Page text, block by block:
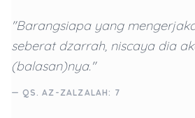
"Barangsiapa yang
seberat dzarrah, niscaya dia
(balasan)nya."
— QS. AZ-ZALZALAH: 7